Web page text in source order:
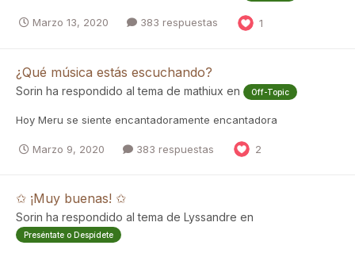
Marzo 13, 2020 383 respuestas 1
¿Qué música estás escuchando?
Sorin ha respondido al tema de mathiux en Off-Topic
Hoy Meru se siente encantadoramente encantadora
Marzo 9, 2020 383 respuestas 2
✩ ¡Muy buenas! ✩
Sorin ha respondido al tema de Lyssandre en
Preséntate o Despídete